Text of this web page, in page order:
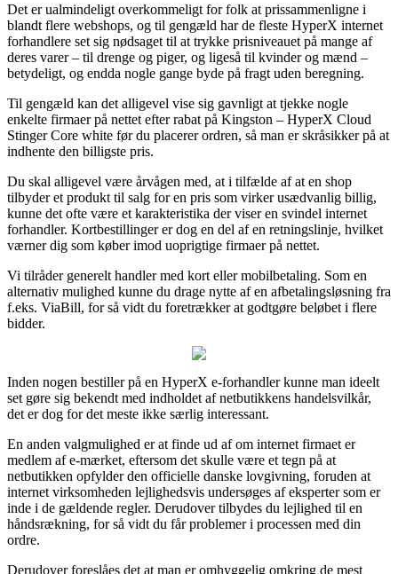
Det er ualmindeligt overkommeligt for folk at prissammenligne i
blandt flere webshops, og til gengæld har de fleste HyperX internet
forhandlere set sig nødsaget til at trykke prisniveauet på mange af
deres varer – til drenge og piger, og ligeså til kvinder og mænd –
betydeligt, og endda nogle gange byde på fragt uden beregning.
Til gengæld kan det alligevel vise sig gavnligt at tjekke nogle
enkelte firmaer på nettet efter rabat på Kingston – HyperX Cloud
Stinger Core white før du placerer ordren, så man er skråsikker på at
indhente den billigste pris.
Du skal alligevel være årvågen med, at i tilfælde af at en shop
tilbyder et produkt til salg for en pris som virker usædvanlig billig,
kunne det ofte være et karakteristika der viser en svindel internet
forhandler. Kortbestillinger er dog en del af en retningslinje, hvilket
værner dig som køber imod uoprigtige firmaer på nettet.
Vi tilråder generelt handler med kort eller mobilbetaling. Som en
alternativ mulighed kunne du drage nytte af en afbetalingsløsning fra
f.eks. ViaBill, for så vidt du foretrækker at godtgøre beløbet i flere
bidder.
Inden nogen bestiller på en HyperX e-forhandler kunne man ideelt
set gøre sig bekendt med indholdet af netbutikkens handelsvilkår,
det er dog for det meste ikke særlig interessant.
En anden valgmulighed er at finde ud af om internet firmaet er
medlem af e-mærket, eftersom det skulle være et tegn på at
netbutikken opfylder den officielle danske lovgivning, foruden at
internet virksomheden lejlighedsvis undersøges af eksperter som er
inde i de gældende regler. Derudover tilbydes du lejlighed til en
håndsrækning, for så vidt du får problemer i processen med din
ordre.
Derudover foreslåes det at man er omhyggelig omkring de mest